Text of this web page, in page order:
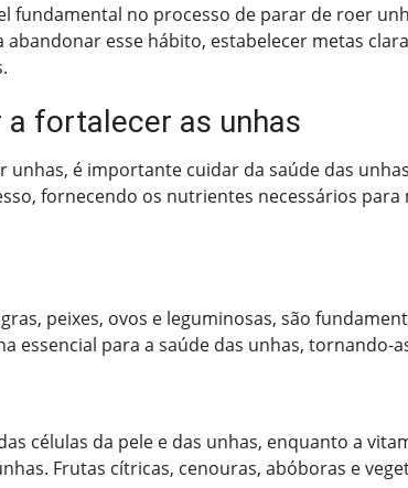
fundamental no processo de parar de roer
esse hábito, estabelecer metas
fortalecer as unhas
é importante cuidar da saúde das
fornecendo os nutrientes necessários
peixes, ovos e leguminosas, são
para a saúde das unhas, tornando-
células da pele e das unhas, enquanto a
Frutas cítricas, cenouras, abóboras e